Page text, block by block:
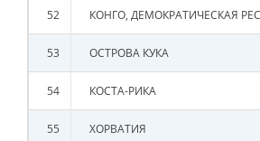
52 КОНГО, ДЕМОКРАТИЧЕСКАЯ
53 ОСТРОВА КУКА
54 КОСТА-РИКА
55 ХОРВАТИЯ